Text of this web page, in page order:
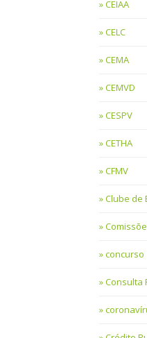
CEIAA
CELC
CEMA
CEMVD
CESPV
CETHA
CFMV
Clube de
concurso
Consulta